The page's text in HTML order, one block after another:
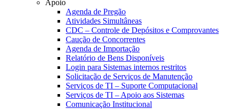
Apoio
Agenda de Pregão
Atividades Simultâneas
CDC – Controle de Depósitos e Comprovantes
Caução de Concorrentes
Agenda de Importação
Relatório de Bens Disponíveis
Login para Sistemas internos restritos
Solicitação de Serviços de Manutenção
Serviços de TI – Suporte Computacional
Serviços de TI – Apoio aos Sistemas
Comunicação Institucional